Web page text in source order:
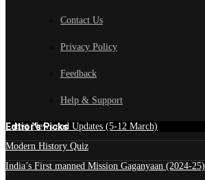
Contact Us
Privacy Policy
Feedback
Help & Support
Edtior's Picks
Latest News and Updates (5-12 March)
Modern History Quiz
India’s First manned Mission Gaganyaan (2024-25)